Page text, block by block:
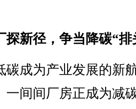
探新径，争当降碳“排
成为产业发展的新
一间间厂房正成为减